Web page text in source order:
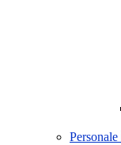
Personale